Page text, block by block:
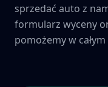
sprzedać auto z
formularz wyceny
pomożemy w